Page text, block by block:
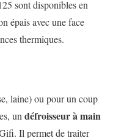
sont disponibles en
épais avec une face
thermiques.
laine) ou pour un coup
undéfroisseur à main
Il permet de traiter